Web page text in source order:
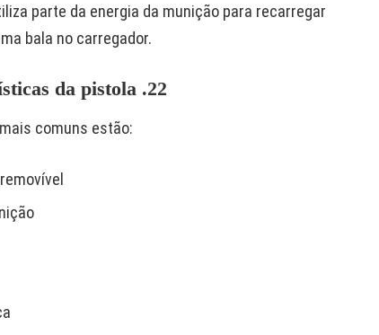
parte da energia da munição para recarregar
bala no carregador.
da pistola .22
comuns estão: